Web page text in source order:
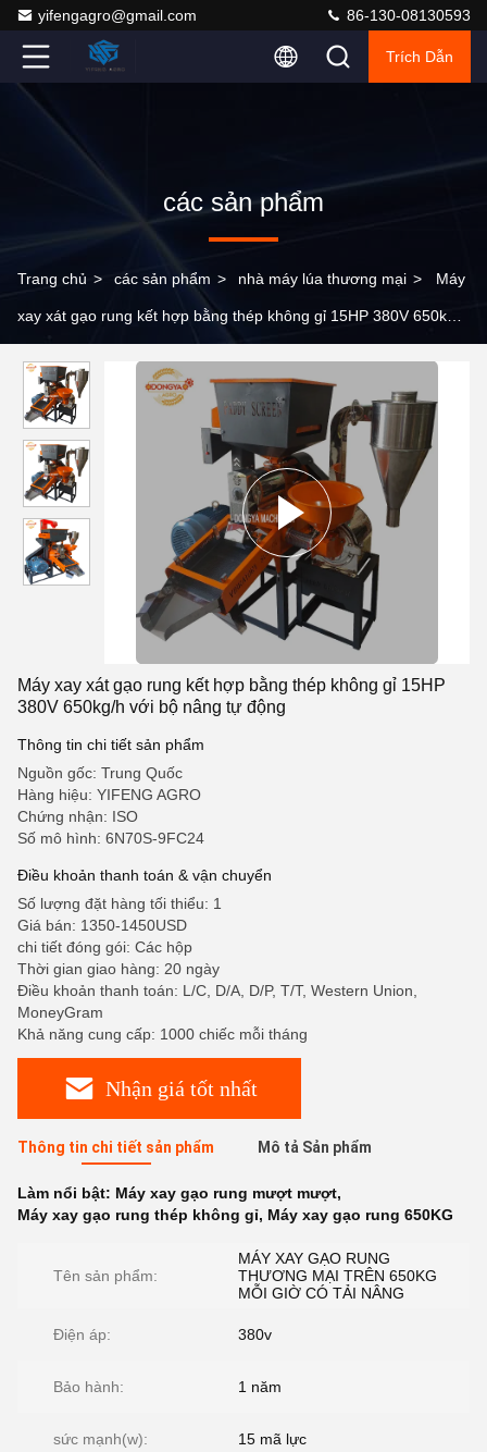
yifengagro@gmail.com 86-130-08130593
Trích Dẫn
các sản phẩm
Trang chủ > các sản phẩm > nhà máy lúa thương mại > Máy
xay xát gạo rung kết hợp bằng thép không gỉ 15HP 380V 650kg/h
Máy xay xát gạo rung kết hợp bằng thép không gỉ 15HP
380V 650kg/h với bộ nâng tự động
Thông tin chi tiết sản phẩm
Nguồn gốc: Trung Quốc
Hàng hiệu: YIFENG AGRO
Chứng nhận: ISO
Số mô hình: 6N70S-9FC24
Điều khoản thanh toán & vận chuyển
Số lượng đặt hàng tối thiểu: 1
Giá bán: 1350-1450USD
chi tiết đóng gói: Các hộp
Thời gian giao hàng: 20 ngày
Điều khoản thanh toán: L/C, D/A, D/P, T/T, Western Union,
MoneyGram
Khả năng cung cấp: 1000 chiếc mỗi tháng
Nhận giá tốt nhất
Thông tin chi tiết sản phẩm Mô tả Sản phẩm
Làm nổi bật: Máy xay gạo rung mượt mượt,
Máy xay gạo rung thép không gỉ, Máy xay gạo rung 650KG
Tên sản phẩm:
MÁY XAY GẠO RUNG
THƯƠNG MẠI TRÊN 650KG
MỖI GIỜ CÓ TẢI NÂNG
Điện áp: 380v
Bảo hành: 1 năm
sức mạnh(w): 15 mã lực